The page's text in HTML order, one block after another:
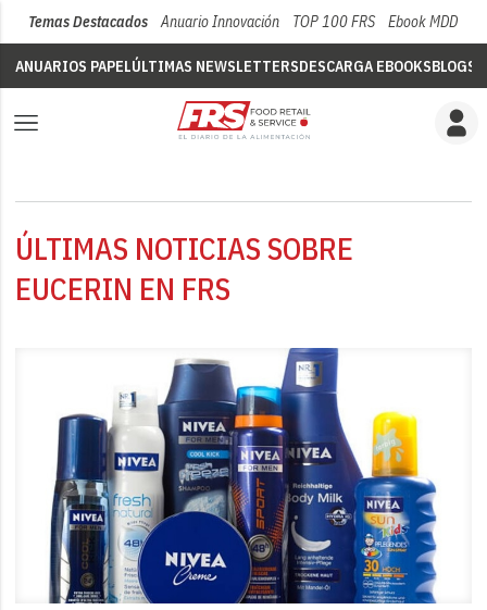
Temas Destacados Anuario Innovación TOP 100 FRS Ebook MDD
ANUARIOS PAPELÚLTIMAS NEWSLETTERSDESCARGA EBOOKSBLOGS
ÚLTIMAS NOTICIAS SOBRE
EUCERIN EN FRS